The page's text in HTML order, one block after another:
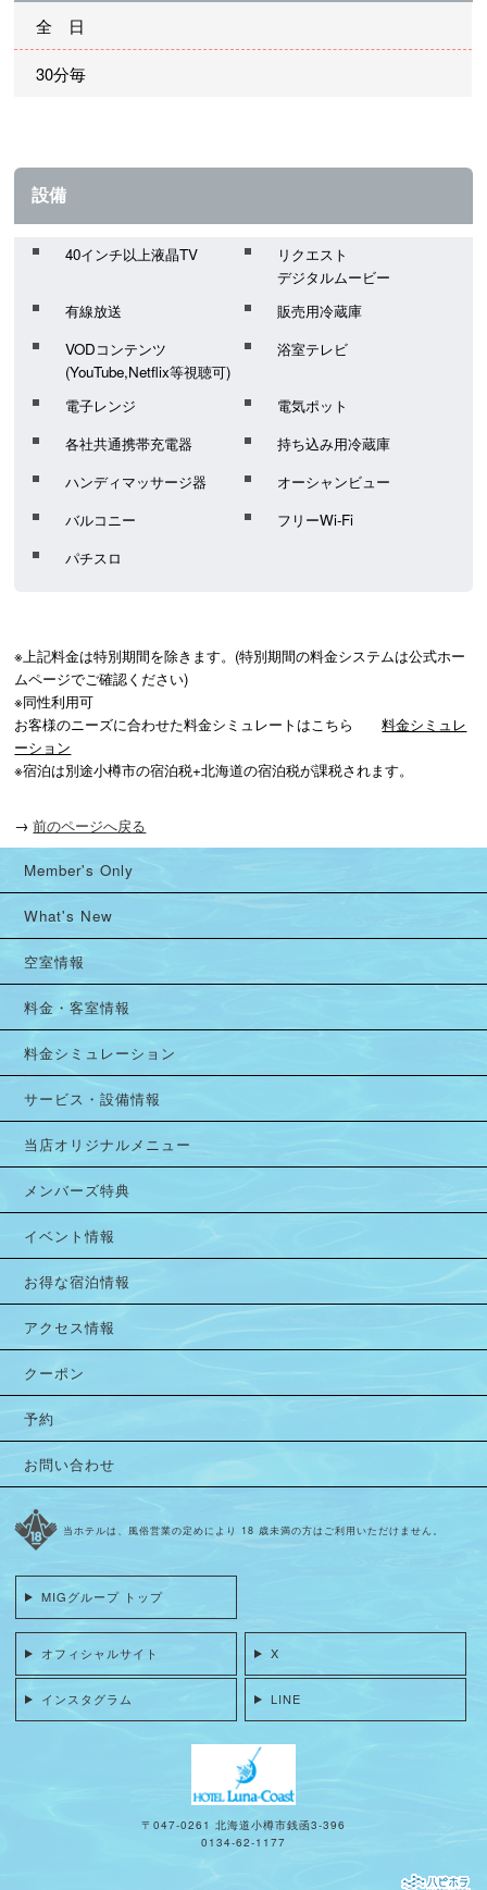
全 日
30分毎
設備
40インチ以上液晶TV
リクエスト
デジタルムービー
有線放送
販売用冷蔵庫
VODコンテンツ
(YouTube,Netflix等視聴可)
浴室テレビ
電子レンジ
電気ポット
各社共通携帯充電器
持ち込み用冷蔵庫
ハンディマッサージ器
オーシャンビュー
バルコニー
フリーWi-Fi
パチスロ
※上記料金は特別期間を除きます。(特別期間の料金システムは公式ホー
ムページでご確認ください)
※同性利用可
お客様のニーズに合わせた料金シミュレートはこちら 料金シミュレ
ーション
※宿泊は別途小樽市の宿泊税+北海道の宿泊税が課税されます。
→ 前のページへ戻る
Member's Only
What's New
空室情報
料金・客室情報
料金シミュレーション
サービス・設備情報
当店オリジナルメニュー
メンバーズ特典
イベント情報
お得な宿泊情報
アクセス情報
クーポン
予約
お問い合わせ
当ホテルは、風俗営業の定めにより 18 歳未満の方はご利用いただけません。
MIGグループ トップ
オフィシャルサイト X
インスタグラム LINE
〒047-0261 北海道小樽市銭函3-396
0134-62-1177